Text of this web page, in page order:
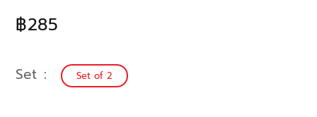
฿285
Set Set of 2